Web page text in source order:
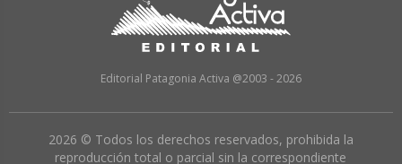
Editorial Patagonia Activa @2003 - 2026
2026 © Todos los derechos reservados, prohibida la
reproducción total o parcial sin la correspondiente